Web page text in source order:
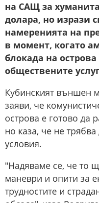
на САЩ за
долара, но изрази
намеренията на
в момент, когато
блокада на острова
обществените
Кубинският външен
заяви, че
острова е готово да
но каза, че не
условия.
"Надяваме се, че то
маневри и опити за
трудностите и